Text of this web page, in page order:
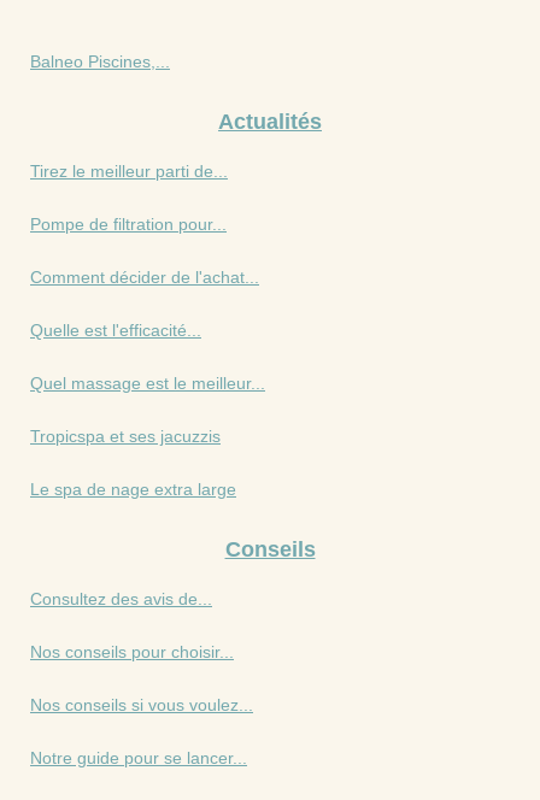
Balneo Piscines,...
Actualités
Tirez le meilleur parti de...
Pompe de filtration pour...
Comment décider de l'achat...
Quelle est l'efficacité...
Quel massage est le meilleur...
Tropicspa et ses jacuzzis
Le spa de nage extra large
Conseils
Consultez des avis de...
Nos conseils pour choisir...
Nos conseils si vous voulez...
Notre guide pour se lancer...